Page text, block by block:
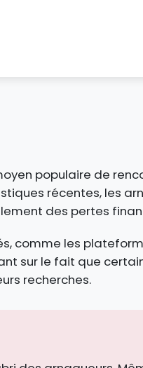
populaire de
récentes, les
des pertes
comme les
sur le fait que
recherches.